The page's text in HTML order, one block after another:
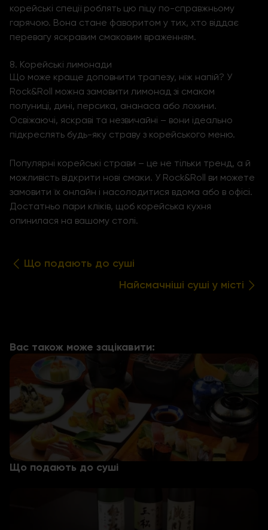
корейські спеції роблять цю піцу по-справжньому
гарячою. Вона стане фаворитом у тих, хто віддає
перевагу яскравим смаковим враженням.
8. Корейські лимонади
Що може краще доповнити трапезу, ніж напій? У
Rock&Roll можна замовити лимонад зі смаком
полуниці, дині, персика, ананаса або лохини.
Освіжаючі, яскраві та незвичайні – вони ідеально
підкреслять будь-яку страву з корейського меню.
Популярні корейські страви – це не тільки тренд, а й
можливість відкрити нові смаки. У Rock&Roll ви можете
замовити їх онлайн і насолодитися вдома або в офісі.
Достатньо пари кліків, щоб корейська кухня
опинилася на вашому столі.
Що подають до суші
Найсмачніші суші у місті
Вас також може зацікавити:
Що подають до суші